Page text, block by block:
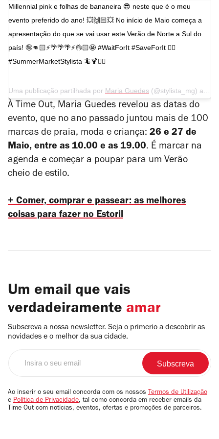
Millennial pink e folhas de bananeira 😎 neste que é o meu
evento preferido do ano! 💥🙌🏻💥 No início de Maio começa a
apresentação do que se vai usar este Verão de Norte a Sul do
país! 🤪👊🏻⚡️🌴🌴🌴⚡️👌🏻🤩 #WaitForIt #SaveForIt ☝🏻
#SummerMarketStylista 🦎🍹✌🏻
Uma publicação partilhada por Maria Guedes (@stylista_mg) a
À Time Out, Maria Guedes revelou as datas do
evento, que no ano passado juntou mais de 100
marcas de praia, moda e criança: 26 e 27 de
Maio, entre as 10.00 e as 19.00. É marcar na
agenda e começar a poupar para um Verão
cheio de estilo.
+ Comer, comprar e passear: as melhores
coisas para fazer no Estoril
Um email que vais
verdadeiramente amar
Subscreva a nossa newsletter. Seja o primerio a descobrir as
novidades e o melhor da sua cidade.
email
Ao inserir o seu email concorda com os nossos Termos de Utilização
e Política de Privacidade, tal como concorda em receber emails da
Time Out com notícias, eventos, ofertas e promoções de parceiros.